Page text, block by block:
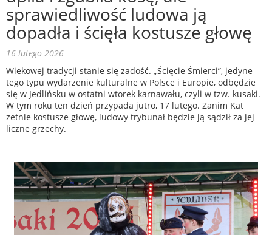
sprawiedliwość ludowa ją
dopadła i ścięła kostusze głowę
16 lutego 2026
Wiekowej tradycji stanie się zadość. „Ścięcie Śmierci”, jedyne
tego typu wydarzenie kulturalne w Polsce i Europie, odbędzie
się w Jedlińsku w ostatni wtorek karnawału, czyli w tzw. kusaki.
W tym roku ten dzień przypada jutro, 17 lutego. Zanim Kat
zetnie kostusze głowę, ludowy trybunał będzie ją sądził za jej
liczne grzechy.